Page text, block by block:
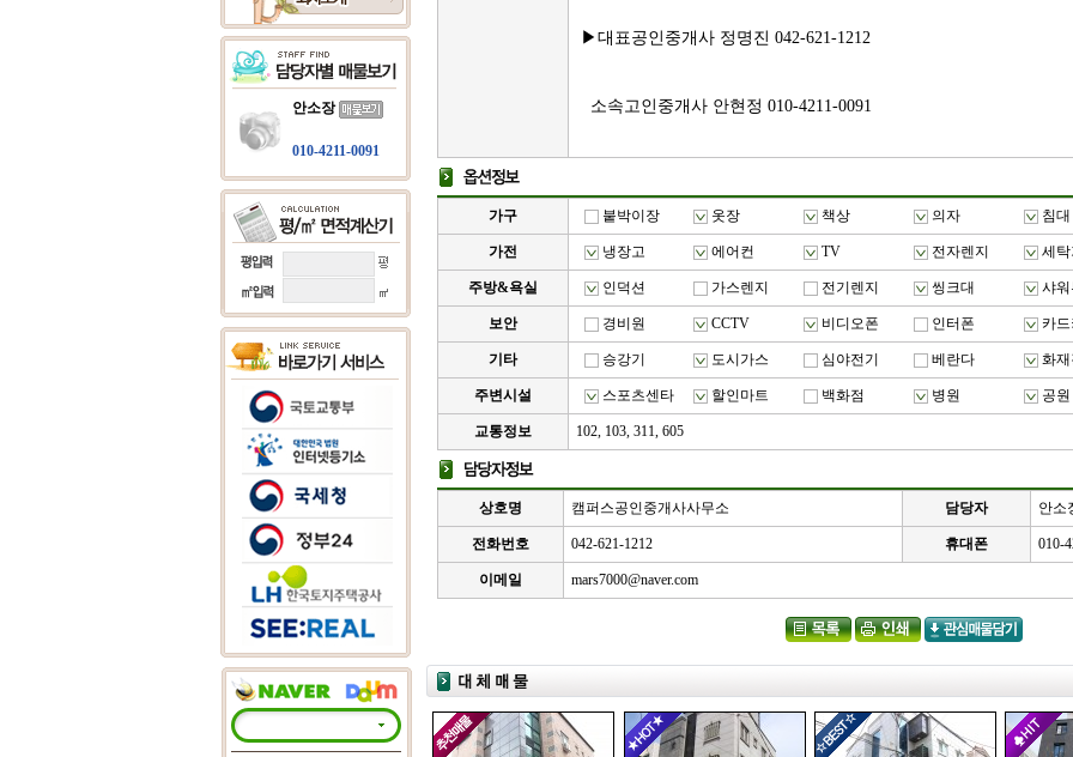
안소장
010-4211-0091
▶대표공인중개사 정명진 042-621-1212
소속고인중개사 안현정 010-4211-0091
가구 붙박이장 옷장 책상 의자 침대
가전 냉장고 에어컨 TV 전자렌지 세탁
주방&욕실 인덕션 가스렌지 전기렌지 씽크대 샤워
보안 경비원 CCTV 비디오폰 인터폰 카드
기타 승강기 도시가스 심야전기 베란다 화재
주변시설 스포츠센타 할인마트 백화점 병원 공원
교통정보 102, 103, 311, 605
상호명 캠퍼스공인중개사사무소 담당자 안소
전화번호 042-621-1212 휴대폰 010-
이메일 mars7000@naver.com